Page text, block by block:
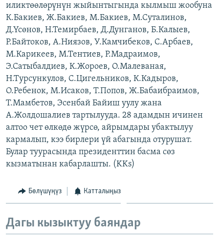
ЫҢГАЙСЫЗ СУРООЛОР
ЭЕ/АРнун бардык сайттары
иликтөөлөрүнүн жыйынтыгында кылмыш жообуна
К.Бакиев, Ж.Бакиев, М.Бакиев, М.Суталинов,
Д.Үсөнов, Н.Темирбаев, Д.Дунганов, Б.Калыев,
Р.Байтоков, А.Ниязов, У.Камчибеков, С.Арбаев,
М.Карикеев, М.Тентиев, Р.Мадраимов,
Э.Сатыбалдиев, К.Жороев, О.Малеваная,
Н.Турсункулов, С.Цигельников, К.Кадыров,
О.Ребенок, М.Исаков, Т.Попов, Ж.Бабаибраимов,
Т.Мамбетов, Эсенбай Байиш уулу жана
А.Жолдошалиев тартылууда. 28 адамдын ичинен
алтоо чет өлкөдө жүрсө, айрымдары убактылуу
кармалып, кээ бирлери үй абагында отурушат.
Булар туурасында президенттин басма сөз
кызматынан кабарлашты. (KKs)
Бөлүшүңүз Катталыңыз
Дагы кызыктуу баяндар